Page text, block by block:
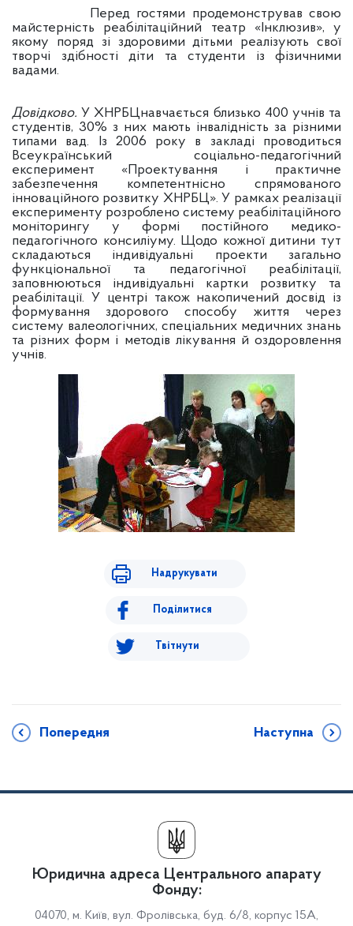
Перед гостями продемонстрував свою
майстерність реабілітаційний театр «Інклюзив», у
якому поряд зі здоровими дітьми реалізують свої
творчі здібності діти та студенти із фізичними
вадами.
Довідково.У ХНРБЦнавчається близько 400 учнів та
студентів, 30% з них мають інвалідність за різними
типами вад. Із 2006 року в закладі проводиться
Всеукраїнський соціально-педагогічний
експеримент «Проектування і практичне
забезпечення компетентнісно спрямованого
інноваційного розвитку ХНРБЦ». У рамках реалізації
експерименту розроблено систему реабілітаційного
моніторингу у формі постійного медико-
педагогічного консиліуму. Щодо кожної дитини тут
складаються індивідуальні проекти загально
функціональної та педагогічної реабілітації,
заповнюються індивідуальні картки розвитку та
реабілітації. У центрі також накопичений досвід із
формування здорового способу життя через
систему валеологічних, спеціальних медичних знань
та різних форм і методів лікування й оздоровлення
учнів.
Надрукувати
Поділитися
Твітнути
Попередня Наступна
Юридична адреса Центрального апарату
Фонду:
04070, м. Київ, вул. Фролівська, буд. 6/8, корпус 15А,